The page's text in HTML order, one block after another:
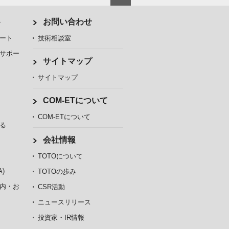
ト
ポー
・お
お問い合わせ
技術相談室
サイトマップ
サイトマップ
COM-ETについて
COM-ETについて
会社情報
TOTOについて
TOTOの歩み
CSR活動
ニュースリリース
投資家・IR情報